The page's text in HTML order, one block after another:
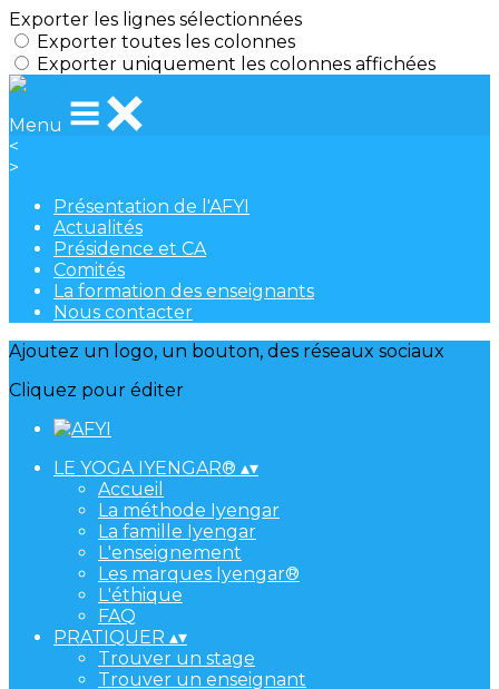
Exporter les lignes sélectionnées
Exporter toutes les colonnes
Exporter uniquement les colonnes affichées
Menu
<
>
Présentation de l'AFYI
Actualités
Présidence et CA
Comités
La formation des enseignants
Nous contacter
Ajoutez un logo, un bouton, des réseaux sociaux
Cliquez pour éditer
LE YOGA IYENGAR® ▴▾
Accueil
La méthode Iyengar
La famille Iyengar
L'enseignement
Les marques Iyengar®
L'éthique
FAQ
PRATIQUER ▴▾
Trouver un stage
Trouver un enseignant